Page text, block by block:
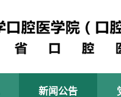
新闻公告